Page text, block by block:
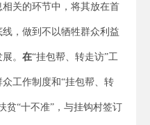
关的环节中，将其放在首
，做到不以牺牲群众利益
。 在“挂包帮、转走访”工
工作制度和“挂包帮、转
贫“十不准”，与挂钩村签订